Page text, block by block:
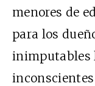
menores de
para los
inimputables